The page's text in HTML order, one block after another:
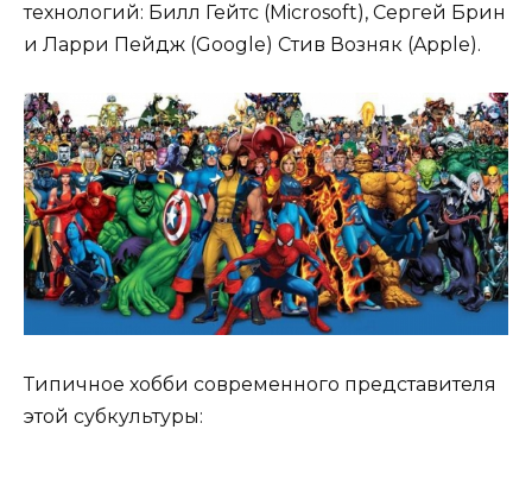
технологий: Билл Гейтс (Microsoft), Сергей Брин
и Ларри Пейдж (Google) Стив Возняк (Apple).
Типичное хобби современного представителя
этой субкультуры: